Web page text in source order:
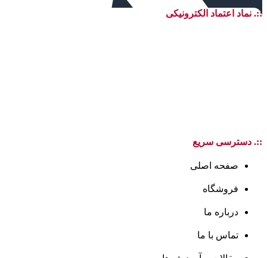
::. نماد اعتماد الکترونیکی
::. دسترسی سریع
صفحه اصلی
فروشگاه
درباره ما
تماس با ما